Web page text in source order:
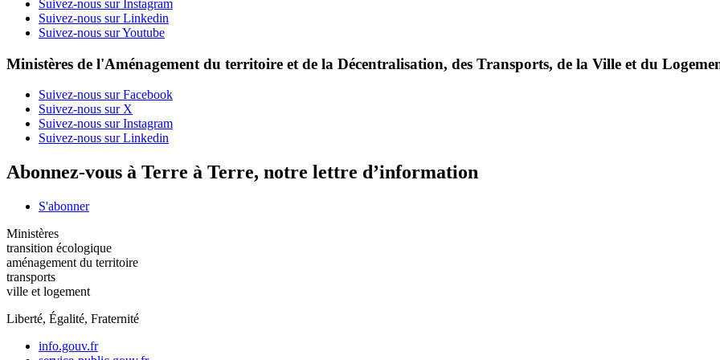
Suivez-nous sur Instagram
Suivez-nous sur Linkedin
Suivez-nous sur Youtube
Ministères de l'Aménagement du territoire et de la Décentralisation, des Transports, de la Ville et du
Suivez-nous sur Facebook
Suivez-nous sur X
Suivez-nous sur Instagram
Suivez-nous sur Linkedin
Abonnez-vous à Terre à Terre, notre lettre d’information
S'abonner
Ministères
transition écologique
aménagement du territoire
transports
ville et logement
Liberté, Égalité, Fraternité
info.gouv.fr